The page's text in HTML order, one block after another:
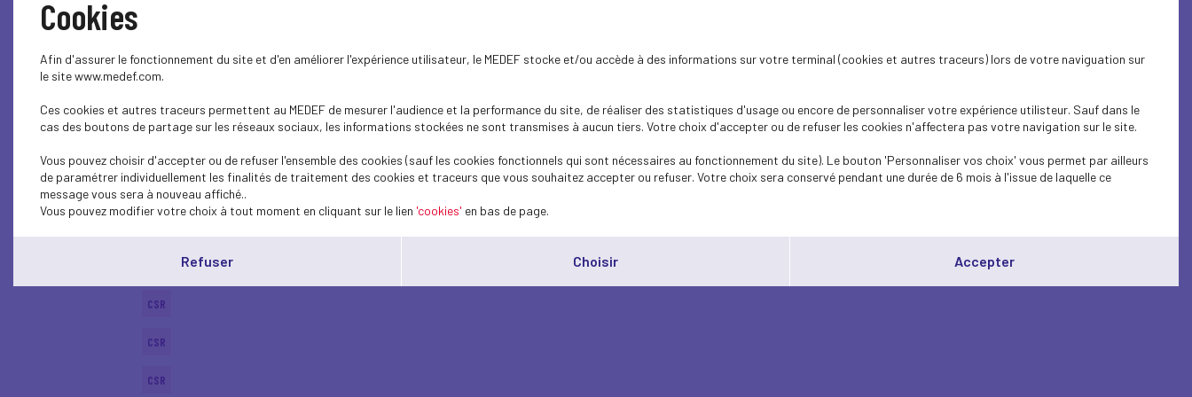
BUSINESS LAW
CSR
ECONOMY
CSR
CSR
CSR
Cookies
Afin d'assurer le fonctionnement du site et d'en améliorer l'expérience utilisateur, le MEDEF stocke et/ou accède à des informations sur votre terminal (cookies et autres traceurs) lors de votre naviguation sur
le site www.medef.com.
Ces cookies et autres traceurs permettent au MEDEF de mesurer l'audience et la performance du site, de réaliser des statistiques d'usage ou encore de personnaliser votre expérience utilisteur. Sauf dans le
cas des boutons de partage sur les réseaux sociaux, les informations stockées ne sont transmises à aucun tiers. Votre choix d'accepter ou de refuser les cookies n'affectera pas votre navigation sur le site.
Vous pouvez choisir d'accepter ou de refuser l'ensemble des cookies (sauf les cookies fonctionnels qui sont nécessaires au fonctionnement du site). Le bouton 'Personnaliser vos choix' vous permet par ailleurs
de paramétrer individuellement les finalités de traitement des cookies et traceurs que vous souhaitez accepter ou refuser. Votre choix sera conservé pendant une durée de 6 mois à l'issue de laquelle ce
message vous sera à nouveau affiché..
Vous pouvez modifier votre choix à tout moment en cliquant sur le lien 'cookies' en bas de page.
Refuser Choisir Accepter